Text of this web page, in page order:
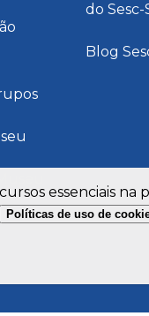
do Sesc-
Blog
essenciais na
Políticas de uso de